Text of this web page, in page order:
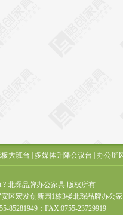
大班台 多媒体升降会议台 办公屏
? 北琛品牌办公家具 版权所有
区宏发创新园1栋3楼北琛品牌办公
85281949；FAX:0755-23729919